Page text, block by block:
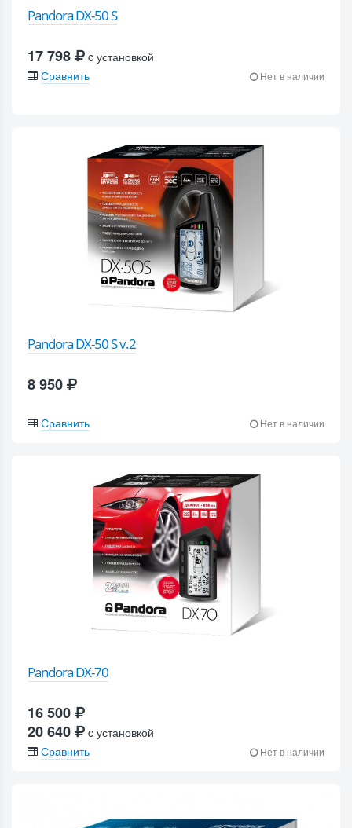
Pandora DX-50 S
17 798
c установкой
Сравнить
Нет в наличии
Pandora DX-50 S v.2
8 950
Сравнить Нет в наличии
Pandora DX-70
16 500
20 640
c установкой
Сравнить
Нет в наличии